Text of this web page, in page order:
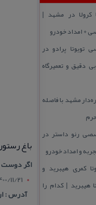
كرولا در مشهد |
+ امداد خودرو
تویوتا پرادو در
دقیق و تعمیرگاه
مشهد با فاصله
رنو داستر در
كمری هیبرید و
هیبرید | كدام را
باغ
اگر دوست
11/21
آدرس :